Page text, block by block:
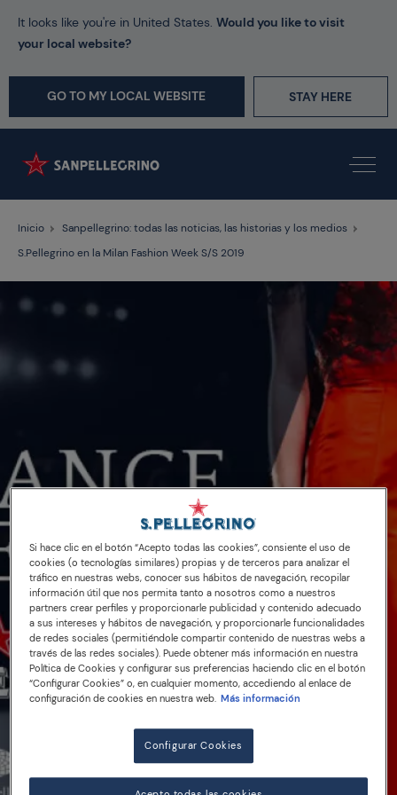
It looks like you're in United States. Would you like to visit
your local website?
GO TO MY LOCAL WEBSITE STAY HERE
Inicio
Sanpellegrino: todas las noticias, las historias y los medios
S.Pellegrino en la Milan Fashion Week S/S 2019
Si hace clic en el botón “Acepto todas las cookies”, consiente el uso de
cookies (o tecnologías similares) propias y de terceros para analizar el
tráfico en nuestras webs, conocer sus hábitos de navegación, recopilar
información útil que nos permita tanto a nosotros como a nuestros
partners crear perfiles y proporcionarle publicidad y contenido adecuado
a sus intereses y hábitos de navegación, y proporcionarle funcionalidades
de redes sociales (permitiéndole compartir contenido de nuestras webs a
través de las redes sociales). Puede obtener más información en nuestra
Política de Cookies y configurar sus preferencias haciendo clic en el botón
“Configurar Cookies” o, en cualquier momento, accediendo al enlace de
configuración de cookies en nuestra web. Más información
Configurar Cookies